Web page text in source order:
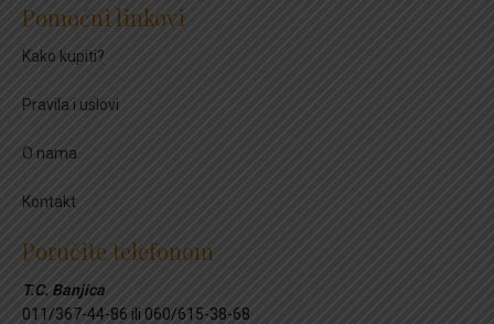
Pomoćni linkovi
Kako kupiti?
Pravila i uslovi
O nama
Kontakt
Poručite telefonom
T.C. Banjica
011/367-44-86 ili 060/615-38-68